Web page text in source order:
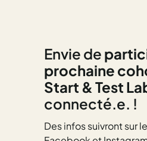
Envie de
prochaine
Start & Test
connecté.e. !
Des infos suivront sur